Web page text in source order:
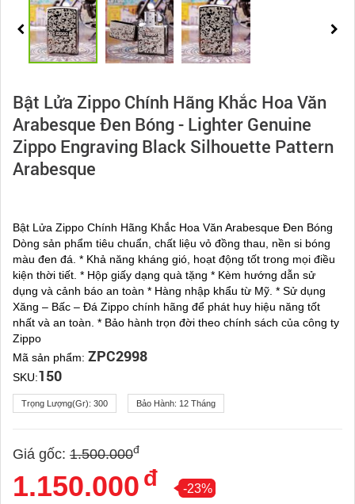
Bật Lửa Zippo Chính Hãng Khắc Hoa Văn
Arabesque Đen Bóng - Lighter Genuine
Zippo Engraving Black Silhouette Pattern
Arabesque
Bật Lửa Zippo Chính Hãng Khắc Hoa Văn Arabesque Đen Bóng
Dòng sản phẩm tiêu chuẩn, chất liệu vỏ đồng thau, nền si bóng
màu đen đá. * Khả năng kháng gió, hoạt động tốt trong mọi điều
kiện thời tiết. * Hộp giấy dạng quà tặng * Kèm hướng dẫn sử
dụng và cảnh báo an toàn * Hàng nhập khẩu từ Mỹ. * Sử dụng
Xăng – Bấc – Đá Zippo chính hãng để phát huy hiệu năng tốt
nhất và an toàn. * Bảo hành trọn đời theo chính sách của công ty
Zippo
Mã sản phẩm: ZPC2998
SKU:150
Trọng Lượng(gr): 300 Bảo Hành: 12 Tháng
Giá gốc: 1.500.000đ
1.150.000 đ -23%